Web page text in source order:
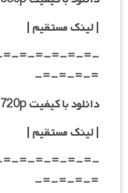
|لینک مستقیم|
=-=-=-=-=-
=-=-=-=-
دانلود با کیفیت BluRay 720p ریلیز F2M
| لینک مستقیم|
=-=-=-=-=-
=-=-=-=-